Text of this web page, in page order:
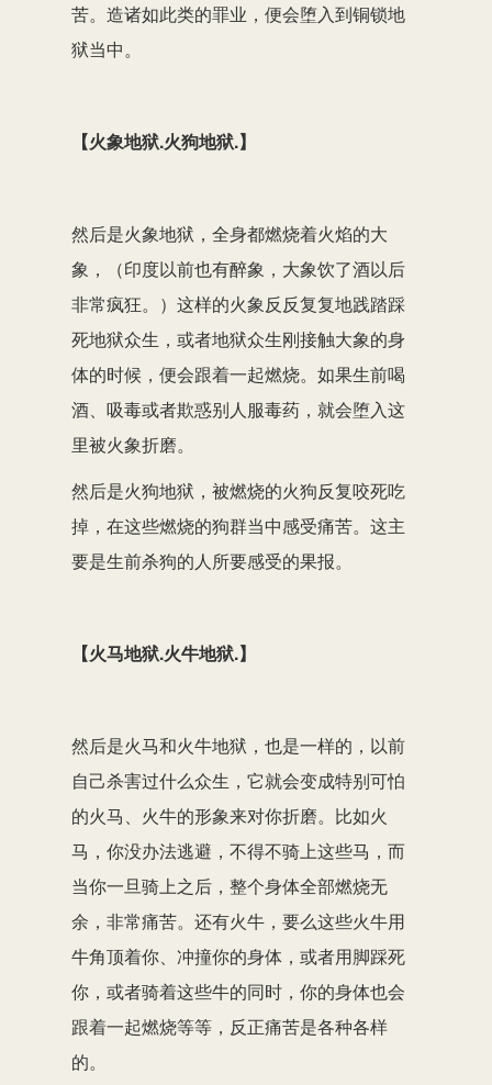
苦。造诸如此类的罪业，便会堕入到铜锁地
狱当中。
【火象地狱.火狗地狱.】
然后是火象地狱，全身都燃烧着火焰的大
象，（印度以前也有醉象，大象饮了酒以后
非常疯狂。）这样的火象反反复复地践踏踩
死地狱众生，或者地狱众生刚接触大象的身
体的时候，便会跟着一起燃烧。如果生前喝
酒、吸毒或者欺惑别人服毒药，就会堕入这
里被火象折磨。
然后是火狗地狱，被燃烧的火狗反复咬死吃
掉，在这些燃烧的狗群当中感受痛苦。这主
要是生前杀狗的人所要感受的果报。
【火马地狱.火牛地狱.】
然后是火马和火牛地狱，也是一样的，以前
自己杀害过什么众生，它就会变成特别可怕
的火马、火牛的形象来对你折磨。比如火
马，你没办法逃避，不得不骑上这些马，而
当你一旦骑上之后，整个身体全部燃烧无
余，非常痛苦。还有火牛，要么这些火牛用
牛角顶着你、冲撞你的身体，或者用脚踩死
你，或者骑着这些牛的同时，你的身体也会
跟着一起燃烧等等，反正痛苦是各种各样
的。